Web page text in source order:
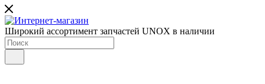
Широкий ассортимент запчастей UNOX в наличии